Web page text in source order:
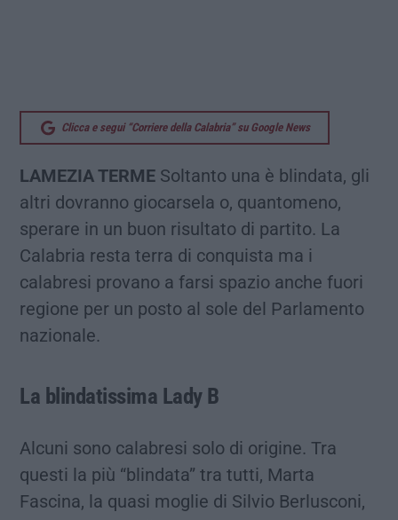
Clicca e segui “Corriere della Calabria” su Google News
LAMEZIA TERME Soltanto una è blindata, gli
altri dovranno giocarsela o, quantomeno,
sperare in un buon risultato di partito. La
Calabria resta terra di conquista ma i
calabresi provano a farsi spazio anche fuori
regione per un posto al sole del Parlamento
nazionale.
La blindatissima Lady B
Alcuni sono calabresi solo di origine. Tra
questi la più “blindata” tra tutti, Marta
Fascina, la quasi moglie di Silvio Berlusconi,